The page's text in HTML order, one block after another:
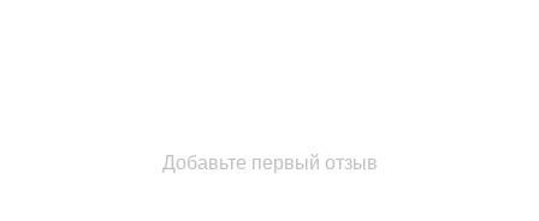
Добавьте первый отзыв